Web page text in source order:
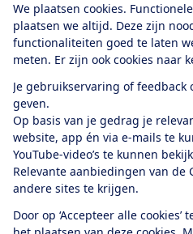
We plaatsen cookies.
plaatsen we altijd. Deze zijn
functionaliteiten goed te laten
meten. Er zijn ook cookies naar
Je gebruikservaring of feedback
geven.
Op basis van je gedrag je
website, app én via e-mails te
YouTube-video’s te kunnen
Relevante aanbiedingen van de
andere sites te krijgen.
Door op ‘Accepteer alle
Alles over de
app
Algemene Voorwaarden
Cookiebeleid
RSS-feedFacebook